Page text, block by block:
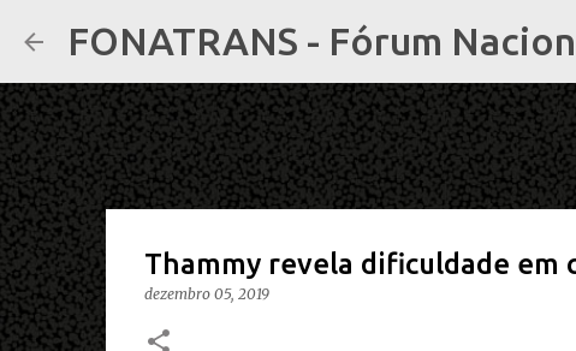
FONATRANS - Fórum
Thammy revela dificuldade em
dezembro 05, 2019